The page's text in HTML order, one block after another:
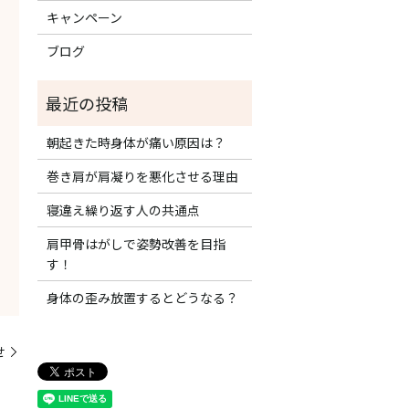
キャンペーン
ブログ
朝起きた時身体が痛い原因は？
巻き肩が肩凝りを悪化させる理由
寝違え繰り返す人の共通点
肩甲骨はがしで姿勢改善を目指
す！
身体の歪み放置するとどうなる？